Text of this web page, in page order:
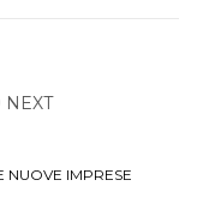
NEXT
NUOVE IMPRESE